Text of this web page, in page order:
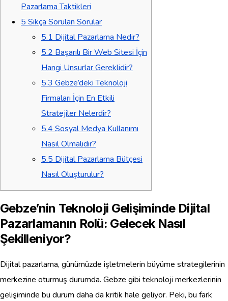
Pazarlama Taktikleri
5 Sıkça Sorulan Sorular
5.1 Dijital Pazarlama Nedir?
5.2 Başarılı Bir Web Sitesi İçin
Hangi Unsurlar Gereklidir?
5.3 Gebze’deki Teknoloji
Firmaları İçin En Etkili
Stratejiler Nelerdir?
5.4 Sosyal Medya Kullanımı
Nasıl Olmalıdır?
5.5 Dijital Pazarlama Bütçesi
Nasıl Oluşturulur?
Gebze’nin Teknoloji Gelişiminde Dijital
Pazarlamanın Rolü: Gelecek Nasıl
Şekilleniyor?
Dijital pazarlama, günümüzde işletmelerin büyüme strategilerinin
merkezine oturmuş durumda. Gebze gibi teknoloji merkezlerinin
gelişiminde bu durum daha da kritik hale geliyor. Peki, bu fark